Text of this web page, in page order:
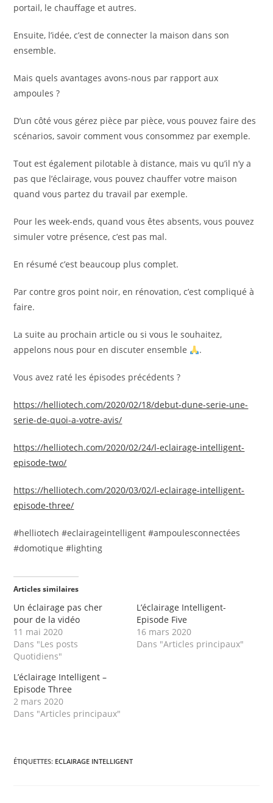
portail, le chauffage et autres.
Ensuite, l’idée, c’est de connecter la maison dans son
ensemble.
Mais quels avantages avons-nous par rapport aux
ampoules ?
D’un côté vous gérez pièce par pièce, vous pouvez faire des
scénarios, savoir comment vous consommez par exemple.
Tout est également pilotable à distance, mais vu qu’il n’y a
pas que l’éclairage, vous pouvez chauffer votre maison
quand vous partez du travail par exemple.
Pour les week-ends, quand vous êtes absents, vous pouvez
simuler votre présence, c’est pas mal.
En résumé c’est beaucoup plus complet.
Par contre gros point noir, en rénovation, c’est compliqué à
faire.
La suite au prochain article ou si vous le souhaitez,
appelons nous pour en discuter ensemble
.
Vous avez raté les épisodes précédents ?
https://helliotech.com/2020/02/18/debut-dune-serie-une-
serie-de-quoi-a-votre-avis/
https://helliotech.com/2020/02/24/l-eclairage-intelligent-
episode-two/
https://helliotech.com/2020/03/02/l-eclairage-intelligent-
episode-three/
#helliotech #eclairageintelligent #ampoulesconnectées
#domotique #lighting
Articles similaires
Un éclairage pas cher
pour de la vidéo
11 mai 2020
Dans "Les posts
Quotidiens"
L’éclairage Intelligent-
Episode Five
16 mars 2020
Dans "Articles principaux"
L’éclairage Intelligent –
Episode Three
2 mars 2020
Dans "Articles principaux"
ÉTIQUETTES: ECLAIRAGE INTELLIGENT